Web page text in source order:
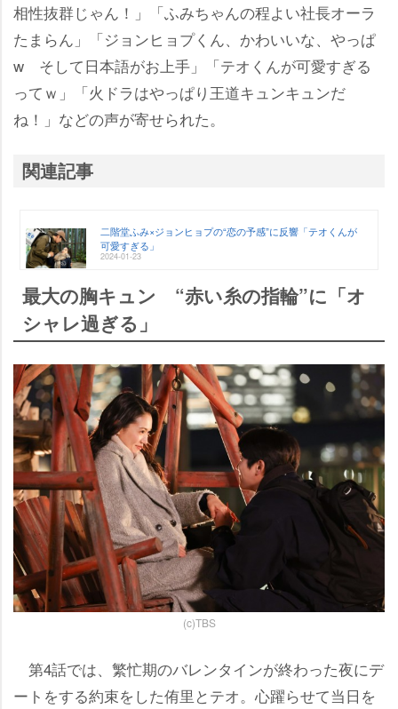
相性抜群じゃん！」「ふみちゃんの程よい社長オーラ
たまらん」「ジョンヒョプくん、かわいいな、やっぱ
w そして日本語がお上手」「テオくんが可愛すぎる
ってｗ」「火ドラはやっぱり王道キュンキュンだ
ね！」などの声が寄せられた。
関連記事
二階堂ふみ×ジョンヒョプの“恋の予感”に反響「テオくんが
可愛すぎる」
2024-01-23
最大の胸キュン “赤い糸の指輪”に「オ
シャレ過ぎる」
(c)TBS
第4話では、繁忙期のバレンタインが終わった夜にデ
ートをする約束をした侑里とテオ。心躍らせて当日を